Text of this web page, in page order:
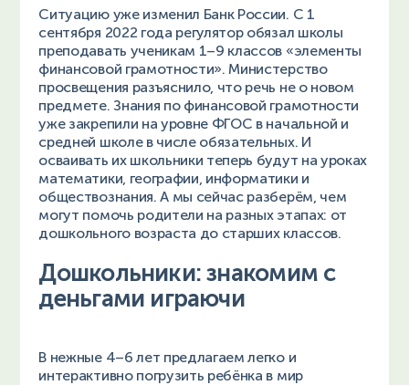
Ситуацию уже изменил Банк России. С 1
сентября 2022 года регулятор обязал школы
преподавать ученикам 1–9 классов «элементы
финансовой грамотности». Министерство
просвещения разъяснило, что речь не о новом
предмете. Знания по финансовой грамотности
уже закрепили на уровне ФГОС в начальной и
средней школе в числе обязательных. И
осваивать их школьники теперь будут на уроках
математики, географии, информатики и
обществознания. А мы сейчас разберём, чем
могут помочь родители на разных этапах: от
дошкольного возраста до старших классов.
Дошкольники: знакомим с
деньгами играючи
В нежные 4–6 лет предлагаем легко и
интерактивно погрузить ребёнка в мир